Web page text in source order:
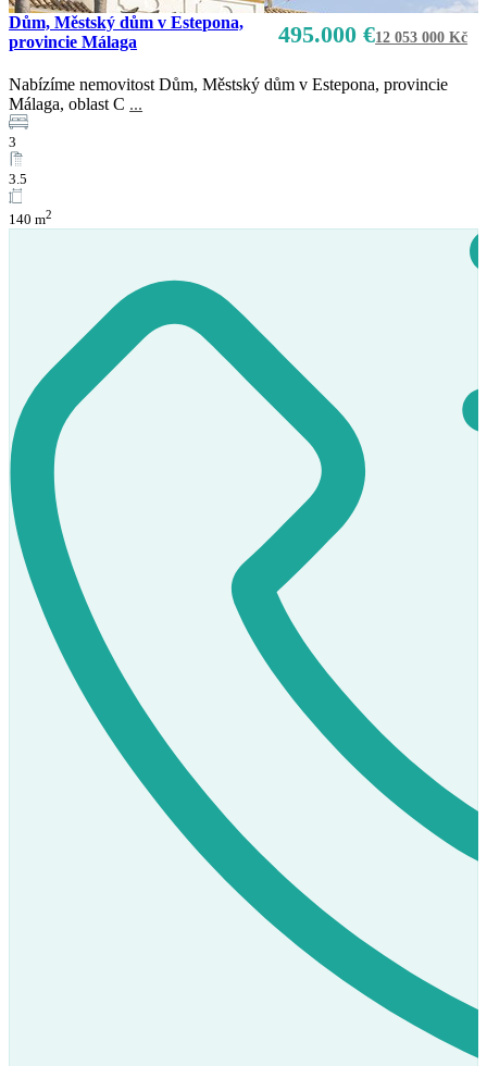
495.000 €12 053 000 Kč
Dům, Městský dům v Estepona,
provincie Málaga
Nabízíme nemovitost Dům, Městský dům v Estepona, provincie
Málaga, oblast C ...
3
3.5
140 m2